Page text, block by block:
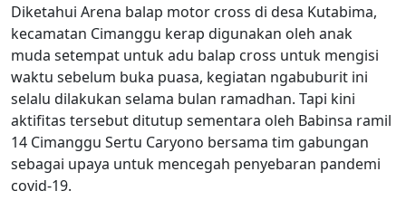
Diketahui Arena balap motor cross di desa Kutabima,
kecamatan Cimanggu kerap digunakan oleh anak
muda setempat untuk adu balap cross untuk mengisi
waktu sebelum buka puasa, kegiatan ngabuburit ini
selalu dilakukan selama bulan ramadhan. Tapi kini
aktifitas tersebut ditutup sementara oleh Babinsa ramil
14 Cimanggu Sertu Caryono bersama tim gabungan
sebagai upaya untuk mencegah penyebaran pandemi
covid-19.